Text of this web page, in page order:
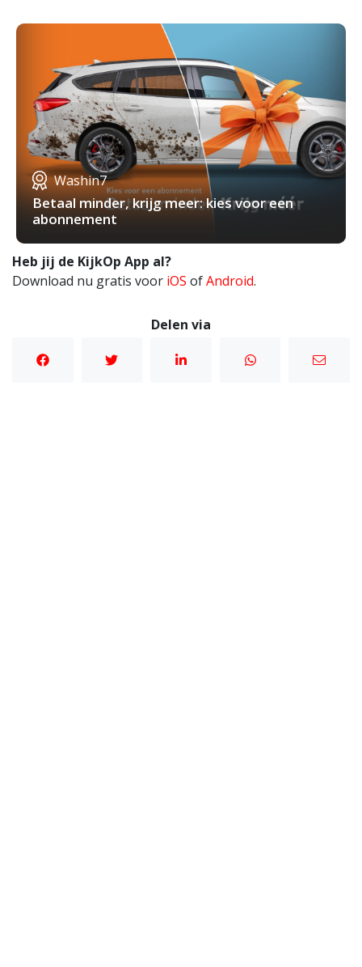
Washin7
Betaal minder, krijg meer: kies voor een
abonnement
Heb jij de KijkOp App al?
Download nu gratis voor iOS ofAndroid.
Delen via